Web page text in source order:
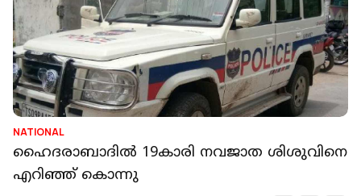
NATIONAL
ഹൈദരാബാദില്‍ 19കാരി നവജാത ശിശുവിനെ
എറിഞ്ഞ് കൊന്നു